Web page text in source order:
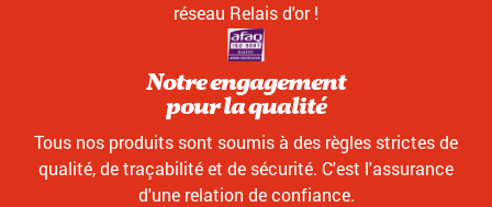
réseau Relais d'or !
Notre engagement
pour la qualité
Tous nos produits sont soumis à des règles strictes de
qualité, de traçabilité et de sécurité. C'est l'assurance
d'une relation de confiance.